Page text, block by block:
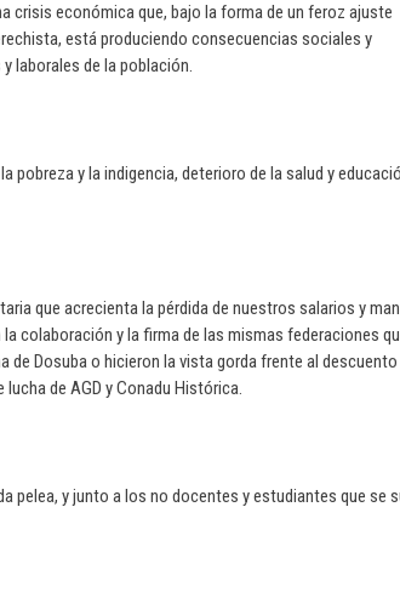
crisis económica que, bajo la forma de un feroz ajuste
está produciendo consecuencias sociales y
laborales de la población.
pobreza y la indigencia, deterioro de la salud y
que acrecienta la pérdida de nuestros salarios y
colaboración y la firma de las mismas federaciones
de Dosuba o hicieron la vista gorda frente al descuento
de AGD y Conadu Histórica.
y junto a los no docentes y estudiantes que se